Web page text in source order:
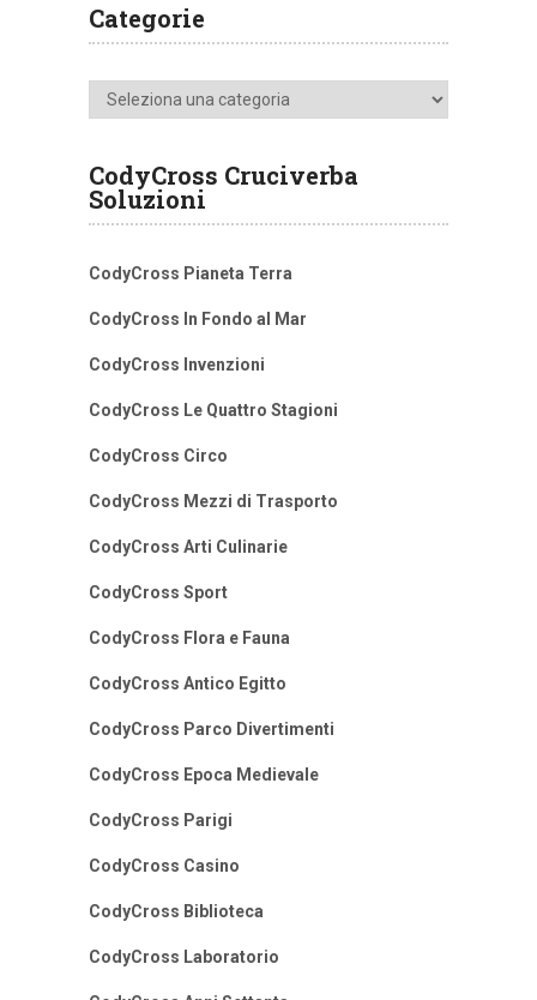
Categorie
Categorie
CodyCross Cruciverba
Soluzioni
CodyCross Pianeta Terra
CodyCross In Fondo al Mar
CodyCross Invenzioni
CodyCross Le Quattro Stagioni
CodyCross Circo
CodyCross Mezzi di Trasporto
CodyCross Arti Culinarie
CodyCross Sport
CodyCross Flora e Fauna
CodyCross Antico Egitto
CodyCross Parco Divertimenti
CodyCross Epoca Medievale
CodyCross Parigi
CodyCross Casino
CodyCross Biblioteca
CodyCross Laboratorio